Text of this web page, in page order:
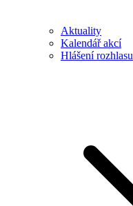
Aktuality
Kalendář akcí
Hlášení rozhlasu